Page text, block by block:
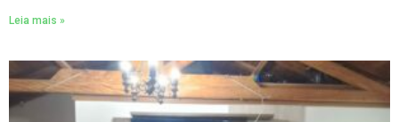
Leia mais »